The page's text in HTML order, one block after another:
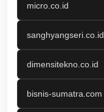
micro.co.id
sanghyangseri.co.id
dimensitekno.co.id
bisnis-sumatra.com